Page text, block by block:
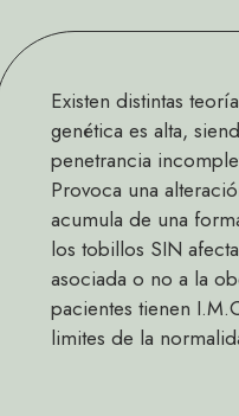
Existen distintas
genética es alta,
penetrancia
Provoca una
acumula de una
los tobillos SIN
asociada o no a la
pacientes tienen
limites de la